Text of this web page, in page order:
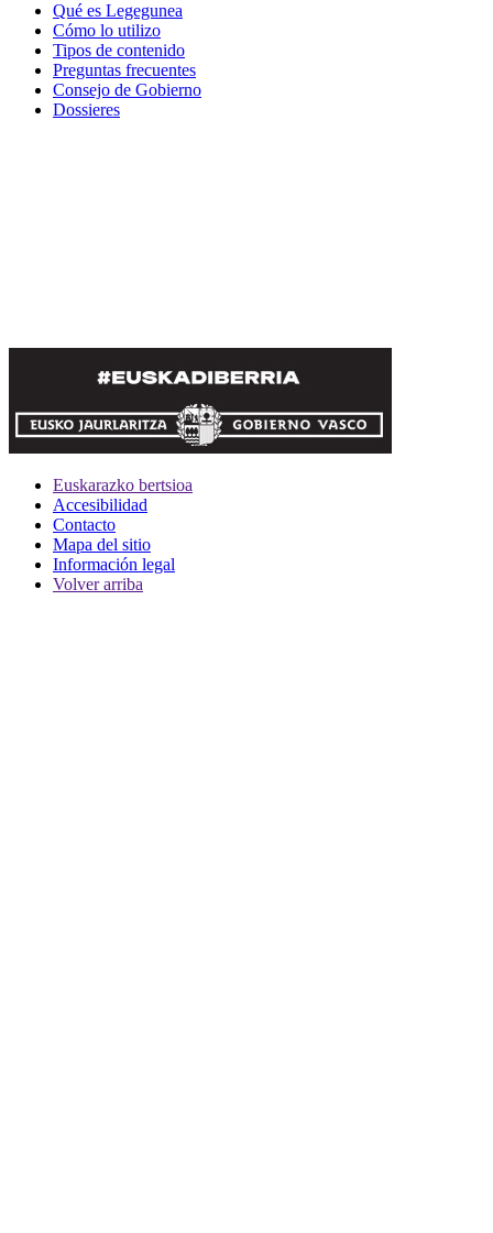
Qué es Legegunea
Cómo lo utilizo
Tipos de contenido
Preguntas frecuentes
Consejo de Gobierno
Dossieres
Euskarazko bertsioa
Accesibilidad
Contacto
Mapa del sitio
Información legal
Volver arriba